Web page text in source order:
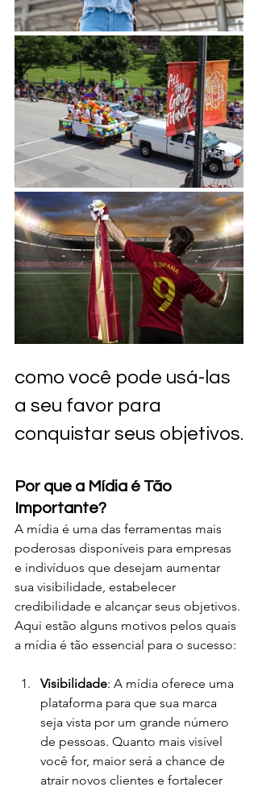
como você pode usá-las
a seu favor para
conquistar seus objetivos.
Por que a Mídia é Tão
Importante?
A mídia é uma das ferramentas mais
poderosas disponíveis para empresas
e indivíduos que desejam aumentar
sua visibilidade, estabelecer
credibilidade e alcançar seus objetivos.
Aqui estão alguns motivos pelos quais
a mídia é tão essencial para o sucesso:
Visibilidade: A mídia oferece uma
plataforma para que sua marca
seja vista por um grande número
de pessoas. Quanto mais visível
você for, maior será a chance de
atrair novos clientes e fortalecer